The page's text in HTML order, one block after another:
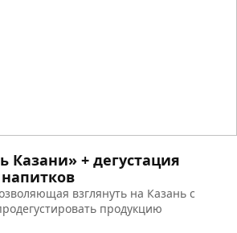
Казани» + дегустация
взглянуть на Казань с
продукцию